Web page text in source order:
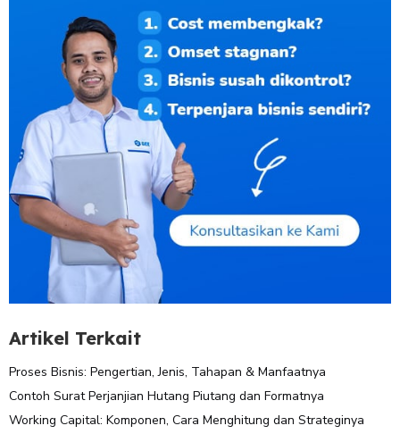
Artikel Terkait
Proses Bisnis: Pengertian, Jenis, Tahapan & Manfaatnya
Contoh Surat Perjanjian Hutang Piutang dan Formatnya
Working Capital: Komponen, Cara Menghitung dan Strateginya